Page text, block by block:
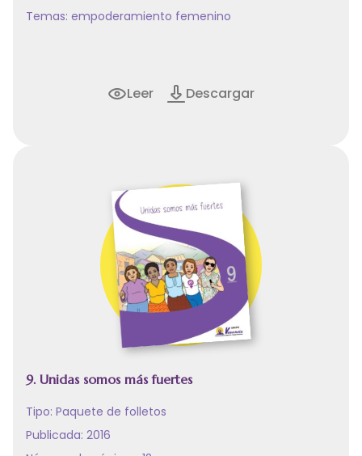
Temas: empoderamiento femenino
Leer Descargar
9. Unidas somos más fuertes
Tipo: Paquete de folletos
Publicada: 2016